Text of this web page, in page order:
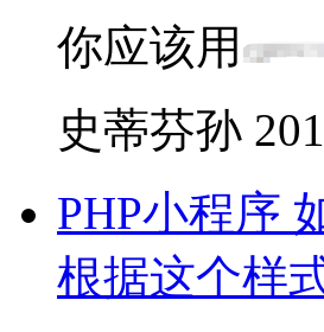
你应该用
史蒂芬孙
PHP小程序
根据这个样